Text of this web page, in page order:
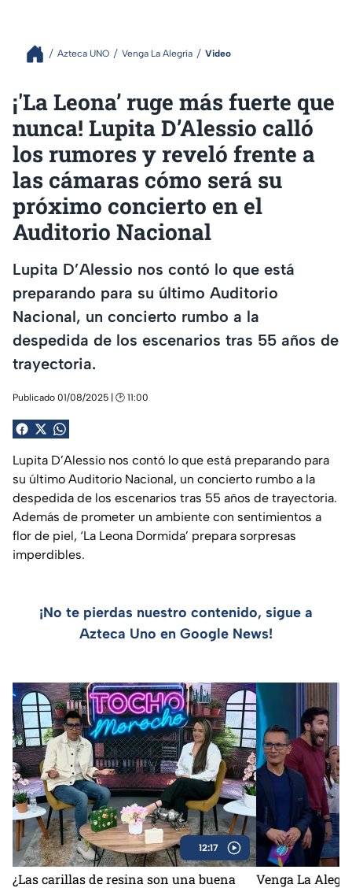
Azteca UNO Venga La Alegría Video
¡'La Leona’ ruge más fuerte que
nunca! Lupita D’Alessio calló
los rumores y reveló frente a
las cámaras cómo será su
próximo concierto en el
Auditorio Nacional
Lupita D’Alessio nos contó lo que está
preparando para su último Auditorio
Nacional, un concierto rumbo a la
despedida de los escenarios tras 55 años de
trayectoria.
Publicado 01/08/2025 | 🕑 11:00
Lupita D’Alessio nos contó lo que está preparando para
su último Auditorio Nacional, un concierto rumbo a la
despedida de los escenarios tras 55 años de trayectoria.
Además de prometer un ambiente con sentimientos a
flor de piel, ‘La Leona Dormida’ prepara sorpresas
imperdibles.
¡No te pierdas nuestro contenido, sigue a
Azteca Uno en Google News!
12:17
¿Las carillas de resina son una buena
Venga La